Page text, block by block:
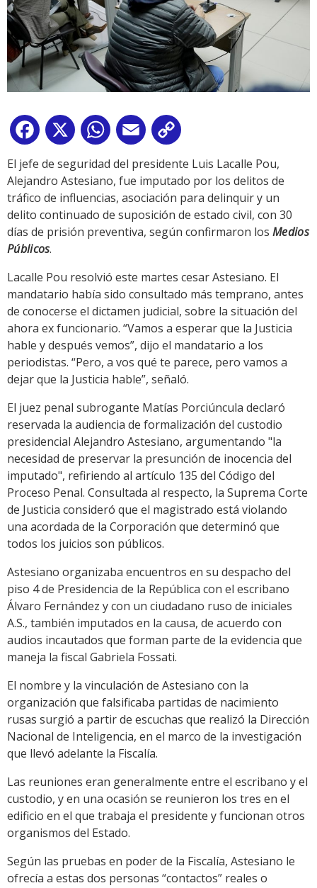
Facebook
X WhatsApp
Email
Link
El jefe de seguridad del presidente Luis Lacalle Pou,
Alejandro Astesiano, fue imputado por los delitos de
tráfico de influencias, asociación para delinquir y un
delito continuado de suposición de estado civil, con 30
días de prisión preventiva, según confirmaron los Medios
Públicos.
Lacalle Pou resolvió este martes cesar Astesiano. El
mandatario había sido consultado más temprano, antes
de conocerse el dictamen judicial, sobre la situación del
ahora ex funcionario. “Vamos a esperar que la Justicia
hable y después vemos”, dijo el mandatario a los
periodistas. “Pero, a vos qué te parece, pero vamos a
dejar que la Justicia hable”, señaló.
El juez penal subrogante Matías Porciúncula declaró
reservada la audiencia de formalización del custodio
presidencial Alejandro Astesiano, argumentando "la
necesidad de preservar la presunción de inocencia del
imputado", refiriendo al artículo 135 del Código del
Proceso Penal. Consultada al respecto, la Suprema Corte
de Justicia consideró que el magistrado está violando
una acordada de la Corporación que determinó que
todos los juicios son públicos.
Astesiano organizaba encuentros en su despacho del
piso 4 de Presidencia de la República con el escribano
Álvaro Fernández y con un ciudadano ruso de iniciales
A.S., también imputados en la causa, de acuerdo con
audios incautados que forman parte de la evidencia que
maneja la fiscal Gabriela Fossati.
El nombre y la vinculación de Astesiano con la
organización que falsificaba partidas de nacimiento
rusas surgió a partir de escuchas que realizó la Dirección
Nacional de Inteligencia, en el marco de la investigación
que llevó adelante la Fiscalía.
Las reuniones eran generalmente entre el escribano y el
custodio, y en una ocasión se reunieron los tres en el
edificio en el que trabaja el presidente y funcionan otros
organismos del Estado.
Según las pruebas en poder de la Fiscalía, Astesiano le
ofrecía a estas dos personas “contactos” reales o